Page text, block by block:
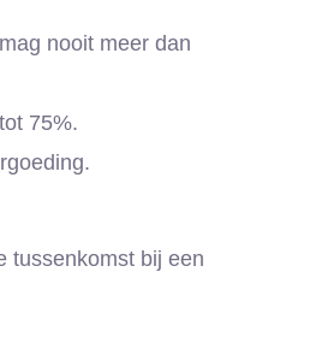
nooit meer dan
75%.
tussenkomst bij een